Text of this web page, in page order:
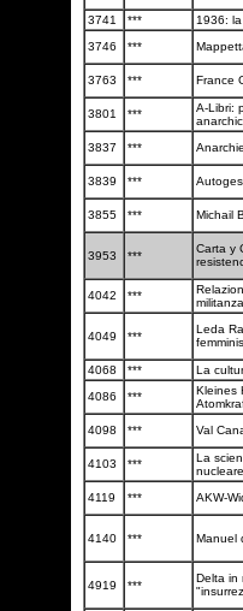
3741 *** 1936:
3746
***
3763 *** France
3801 ***
A-Libri:
3837
***
3839 ***
3855 *** Michail
3953 ***
Carta y
4042 ***
4049 ***
Leda
4068 *** La
4086
***
Kleines
4098 *** Val
4103 ***
La
nucleare
4119 *** AKW-
4140 *** Manuel
4919 ***
Delta in